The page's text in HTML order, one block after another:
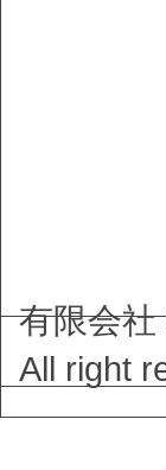
有限会
All right